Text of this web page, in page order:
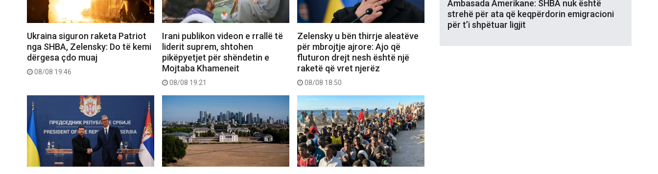
Ukraina siguron raketa Patriot
nga SHBA, Zelensky: Do të kemi
dërgesa çdo muaj
08/08 19:46
Irani publikon videon e rrallë të
liderit suprem, shtohen
pikëpyetjet për shëndetin e
Mojtaba Khameneit
08/08 19:21
Zelensky u bën thirrje aleatëve
për mbrojtje ajrore: Ajo që
fluturon drejt nesh është një
raketë që vret njerëz
08/08 18:50
Ambasada Amerikane: SHBA nuk është
strehë për ata që keqpërdorin emigracioni
për t’i shpëtuar ligjit